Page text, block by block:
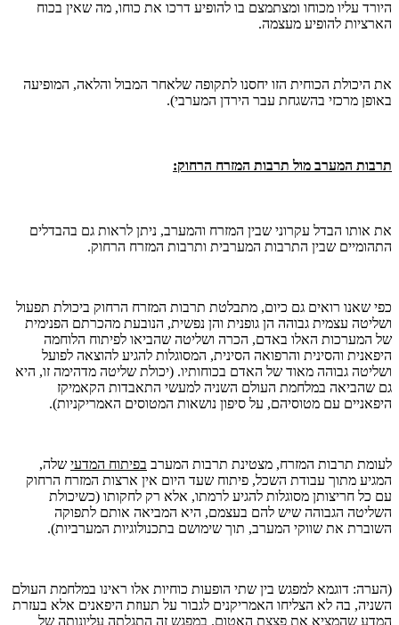
היורד עליו מכוחו ומצתמצם בו להופיע דרכו את כוחו, מה שאין בכוח
הארציות להופיע מעצמה.
את היכולת הכוחית הזו יחסנו לתקופה שלאחר המבול והלאה, המופיעה
באופן מרכזי בהשגחת עבר הירדן המערבי).
תרבות המערב מול תרבות המזרח הרחוק:
את אותו הבדל עקרוני שבין המזרח והמערב, ניתן לראות גם בהבדלים
התהומיים שבין התרבות המערבית ותרבות המזרח הרחוק.
כפי שאנו רואים גם כיום, מתבלטת תרבות המזרח הרחוק ביכולת תפעול
ושליטה עצמית גבוהה הן גופנית והן נפשית, הנובעת מהכרתם הפנימית
של המערכות האלו באדם, הכרה ושליטה שהביאו לפיתוח הלוחמה
היפאנית והסינית והרפואה הסינית, המסוגלות להגיע להוצאה לפועל
ושליטה גבוהה מאוד של האדם בכוחותיו. (יכולת שליטה מדהימה זו, היא
גם שהביאה במלחמת העולם השניה למעשי התאבדות הקאמיקז
היפאניים עם מטוסיהם, על סיפון נושאות המטוסים האמריקניות).
לעומת תרבות המזרח, מצטינת תרבות המערב בפיתוח המדעי שלה,
המגיע מתוך עבודת השכל, פיתוח שעד היום אין ארצות המזרח הרחוק
עם כל חריצותן מסוגלות להגיע לרמתו, אלא רק לחקותו (כשיכולת
השליטה הגבוהה שיש להם בעצמם, היא המביאה אותם לתפוקה
השוברת את שווקי המערב, תוך שימושם בתכנולוגיות המערביות).
(הערה: דוגמא למפגש בין שתי הופעות כוחיות אלו ראינו במלחמת העולם
השניה, בה לא הצליחו האמריקנים לגבור על תעוזת היפאנים אלא בעזרת
המדע שהמציא את פצצת האטום. במפגש זה התגלתה עליונותה של